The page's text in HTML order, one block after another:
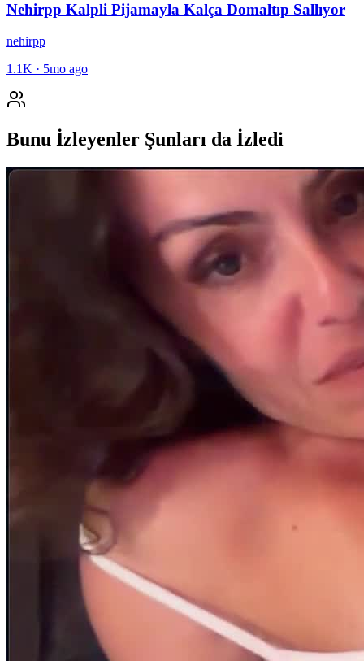
Nehirpp Kalpli Pijamayla Kalça Domaltıp Sallıyor
nehirpp
1.1K · 5mo ago
Bunu İzleyenler Şunları da İzledi